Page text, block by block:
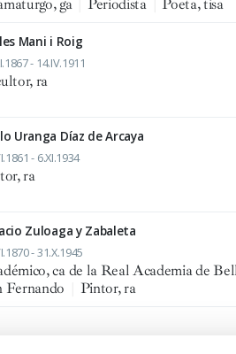
ga Periodista Poeta, tisa
Mani i Roig
- 14.IV.1911
ra
Uranga Díaz de Arcaya
- 6.XI.1934
ra
Zuloaga y Zabaleta
- 31.X.1945
ca de la Real Academia de
Fernando
Pintor, ra